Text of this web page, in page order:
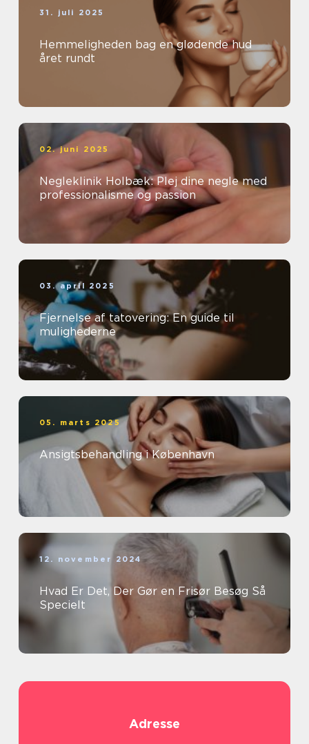
31. juli 2025
Hemmeligheden bag en glødende hud
året rundt
02. juni 2025
Negleklinik Holbæk: Plej dine negle med
professionalisme og passion
03. april 2025
Fjernelse af tatovering: En guide til
mulighederne
05. marts 2025
Ansigtsbehandling i København
12. november 2024
Hvad Er Det, Der Gør en Frisør Besøg Så
Specielt
Adresse